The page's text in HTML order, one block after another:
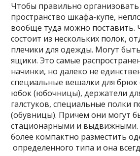
Чтобы правильно
пространство шкафа-купе,
вообще туда можно поставить.
состоит из нескольких полок,
плечики для одежды. Могут
ящики. Это самые
начинки, но далеко не
специальные вешалки для
юбок (юбочницы), держатели
галстуков, специальные полки
(обувницы). Причем они могут
стационарными и выдвижными.
более компактно разместить
определенного типа и она